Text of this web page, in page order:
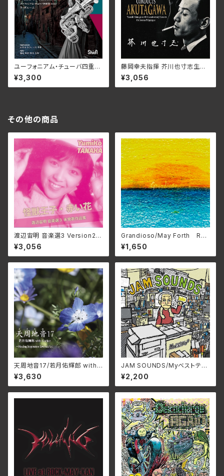
ユーフォニアム・チューバ四重奏
vol.2 ラ・ボエーム/Osaka Shi
on Wind Orchestra ユーフォ
ニアム・チューバ四重奏 Eupho
¥3,300
藤岡幸夫指揮 芥川也寸志生誕1
00年記念コンサート/藤岡幸夫
3SCD-0080(仕様:CD)
¥3,056
その他の商品
渡辺宙明 音楽選3 Version2/
田中由美子、根本由美、成松こだ
ま 3SCD-0072(仕様:CD)
¥3,056
Grandioso/May Forth RC
TR-1131(仕様:CD)
¥1,650
天周地音17/若月佑輝郎 with
Garjue TXTH-0043(仕様:
CD)
¥3,630
JAM SOUNDS/Myベストテー
プ RTN-024(仕様:CD)
¥2,200